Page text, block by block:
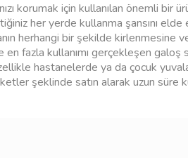
korumak için kullanılan önemli
her yerde kullanma şansını
herhangi bir şekilde kirlenmesine
en fazla kullanımı gerçekleşen
hastanelerde ya da çocuk
şeklinde satın alarak uzun süre